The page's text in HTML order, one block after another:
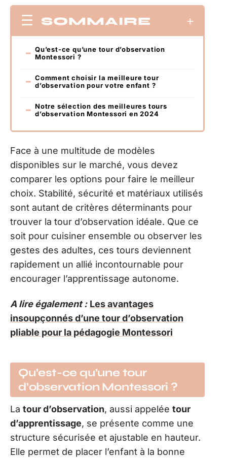
SOMMAIRE
Qu’est-ce qu’une tour d’observation
Montessori ?
Comment choisir la meilleure tour
d’observation pour votre enfant ?
Notre sélection des meilleures tours
d’observation Montessori en 2024
Face à une multitude de modèles
disponibles sur le marché, vous devez
comparer les options pour faire le meilleur
choix. Stabilité, sécurité et matériaux utilisés
sont autant de critères déterminants pour
trouver la tour d’observation idéale. Que ce
soit pour cuisiner ensemble ou observer les
gestes des adultes, ces tours deviennent
rapidement un allié incontournable pour
encourager l’apprentissage autonome.
A lire également : Les avantages
insoupçonnés d’une tour d’observation
pliable pour la pédagogie Montessori
Qu’est-ce qu’une tour
d’observation Montessori ?
La tour d’observation, aussi appelée tour
d’apprentissage, se présente comme une
structure sécurisée et ajustable en hauteur.
Elle permet de placer l’enfant à la bonne